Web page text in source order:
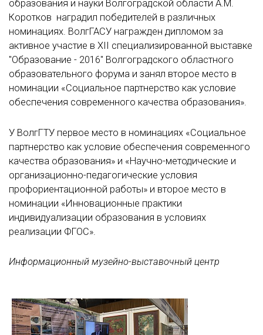
образования и науки Волгоградской области А.М.
Коротков наградил победителей в различных
номинациях. ВолгГАСУ награжден дипломом за
активное участие в XII специализированной выставке
"Образование - 2016" Волгоградского областного
образовательного форума и занял второе место в
номинации «Социальное партнерство как условие
обеспечения современного качества образования».
У ВолгГТУ первое место в номинациях «Социальное
партнерство как условие обеспечения современного
качества образования» и «Научно-методические и
организационно-педагогические условия
профориентационной работы» и второе место в
номинации «Инновационные практики
индивидуализации образования в условиях
реализации ФГОС».
Информационный музейно-выставочный центр